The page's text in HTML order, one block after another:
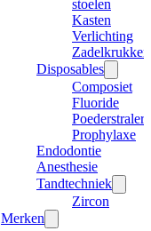
stoelen
Kasten
Verlichting
Zadelkrukken
Disposables
Composiet
Fluoride
Poederstraler
Prophylaxe
Endodontie
Anesthesie
Tandtechniek
Zircon
Merken